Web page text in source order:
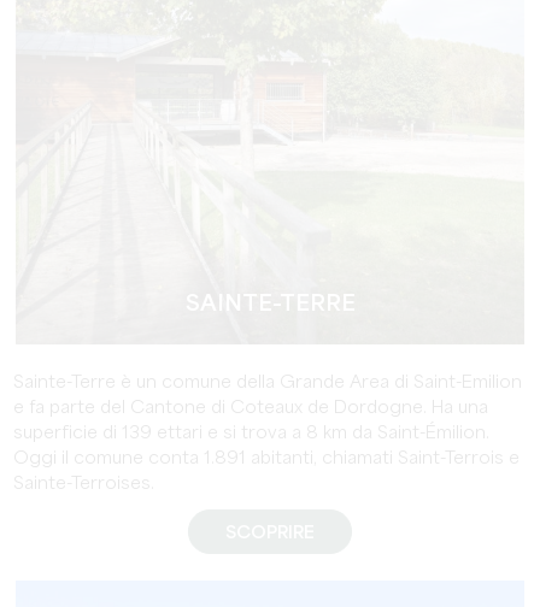
Sainte-Terre è un comune della Grande Area di Saint-Emilion
e fa parte del Cantone di Coteaux de Dordogne. Ha una
superficie di 139 ettari e si trova a 8 km da Saint-Émilion.
Oggi il comune conta 1.891 abitanti, chiamati Saint-Terrois e
Sainte-Terroises.